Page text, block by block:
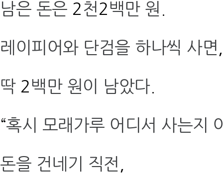
남은 돈은 2 천2백만 원
레이피어와 단검을 하나씩 사면
딱 2백만 원이 남았다.
“혹시 모래가루 어디서 사는지
돈을 건네기 직전